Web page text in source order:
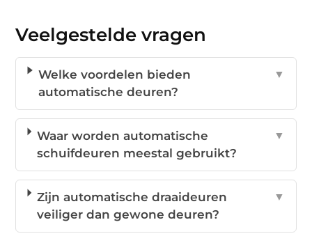
Veelgestelde vragen
Welke voordelen bieden
automatische deuren?
▼
Waar worden automatische
schuifdeuren meestal gebruikt?
▼
Zijn automatische draaideuren
veiliger dan gewone deuren?
▼